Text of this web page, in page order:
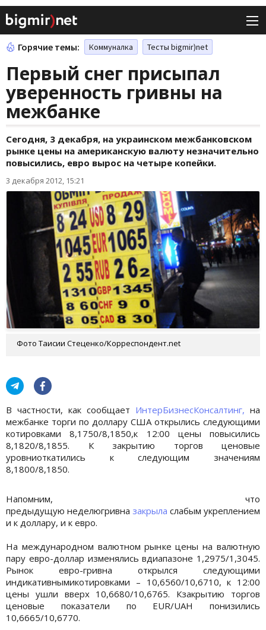
Горячие темы: Коммуналка Тесты bigmir)net
Первый снег присыпал
уверенность гривны на
межбанке
Сегодня, 3 декабря, на украинском межбанковском
рынке цены на американскую валюту незначительно
повысились, евро вырос на четыре копейки.
3 декабря 2012, 15:21
Фото Таисии Стеценко/Корреспондент.net
В частности, как сообщает ИнтерБизнесКонсалтинг, на
межбанке торги по доллару США открылись следующими
котировками 8,1750/8,1850,к 12:00 цены повысились
8,1820/8,1855. К закрытию торгов ценовые
уровниоткатились к следующим значениям
8,1800/8,1850.
Напомним, что
предыдущую неделюгривна закрыла слабым укреплением
и к доллару, и к евро.
На международном валютном рынке цены на валютную
пару евро-доллар изменялись вдиапазоне 1,2975/1,3045.
Рынок евро-гривна открылся следующими
индикативнымикотировками – 10,6560/10,6710, к 12:00
цены ушли вверх 10,6680/10,6765. Кзакрытию торгов
ценовые показатели по EUR/UAH понизились
10,6665/10,6770.